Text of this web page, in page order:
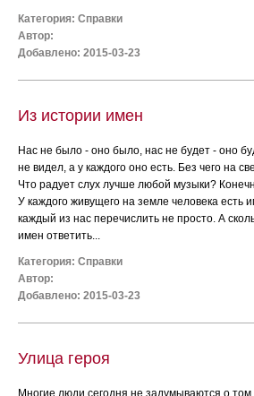
Категория: Справки
Автор:
Добавлено: 2015-03-23
Из истории имен
Нас не было - оно было, нас не будет - оно
не видел, а у каждого оно есть. Без чего на
Что радует слух лучше любой музыки?
У каждого живущего на земле человека есть
каждый из нас перечислить не просто. А
имен ответить...
Категория: Справки
Автор:
Добавлено: 2015-03-23
Улица героя
Многие люди сегодня не задумываются о